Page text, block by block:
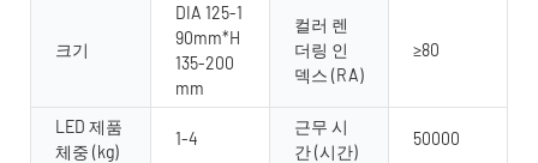
크기
DIA 125-1
90mm*H
135-200
mm
컬러 렌
더링 인
덱스 (RA)
≥80
LED 제품
체중 (kg)
1-4
근무 시
간 (시간)
50000